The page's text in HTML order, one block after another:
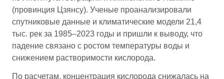
(провинция Цзянсу). Ученые проанализировали
спутниковые данные и климатические модели 21,4
тыс. рек за 1985–2023 годы и пришли к выводу, что
падение связано с ростом температуры воды и
снижением растворимости кислорода.
По расчетам, концентрация кислорода снижалась на